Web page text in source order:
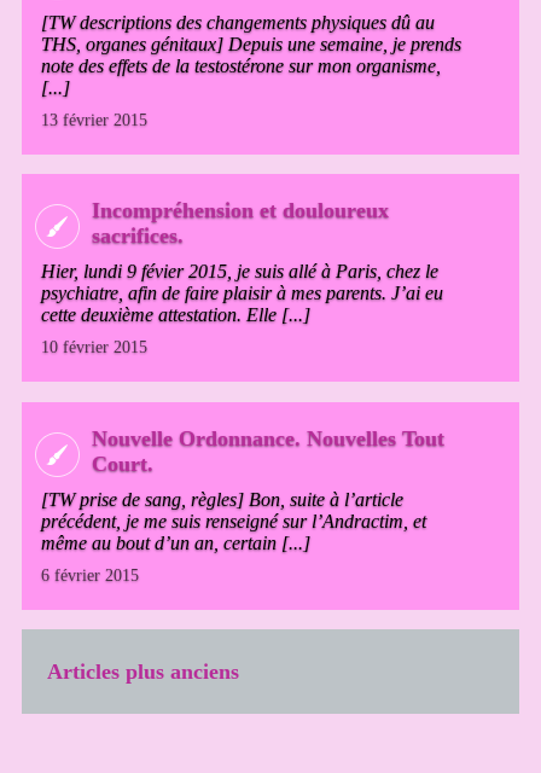
[TW descriptions des changements physiques dû au
THS, organes génitaux] Depuis une semaine, je prends
note des effets de la testostérone sur mon organisme,
[...]
13 février 2015
Incompréhension et douloureux
sacrifices.
Hier, lundi 9 févier 2015, je suis allé à Paris, chez le
psychiatre, afin de faire plaisir à mes parents. J’ai eu
cette deuxième attestation. Elle [...]
10 février 2015
Nouvelle Ordonnance. Nouvelles Tout
Court.
[TW prise de sang, règles] Bon, suite à l’article
précédent, je me suis renseigné sur l’Andractim, et
même au bout d’un an, certain [...]
6 février 2015
Articles plus anciens